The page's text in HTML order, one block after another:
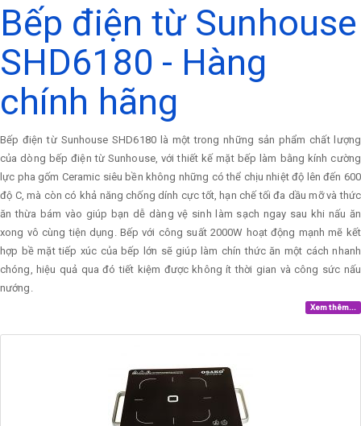
Bếp điện từ Sunhouse
SHD6180 - Hàng
chính hãng
Bếp điện từ Sunhouse SHD6180 là một trong những sản phẩm chất lượng
của dòng bếp điện từ Sunhouse, với thiết kế mặt bếp làm bằng kính cường
lực pha gốm Ceramic siêu bền không những có thể chịu nhiệt độ lên đến 600
độ C, mà còn có khả năng chống dính cực tốt, hạn chế tối đa dầu mỡ và thức
ăn thừa bám vào giúp bạn dễ dàng vệ sinh làm sạch ngay sau khi nấu ăn
xong vô cùng tiện dụng. Bếp với công suất 2000W hoạt động mạnh mẽ kết
hợp bề mặt tiếp xúc của bếp lớn sẽ giúp làm chín thức ăn một cách nhanh
chóng, hiệu quả qua đó tiết kiệm được không ít thời gian và công sức nấu
nướng.
Xem thêm...